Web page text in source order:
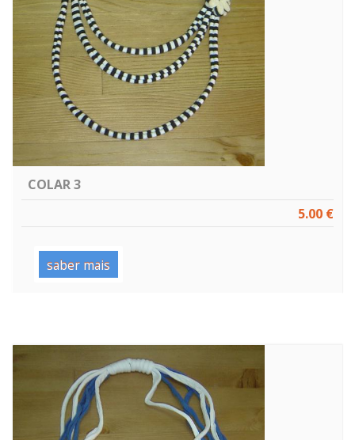
COLAR 3
5.00 €
saber mais